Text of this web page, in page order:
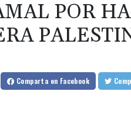
POR
Comparta en Facebook